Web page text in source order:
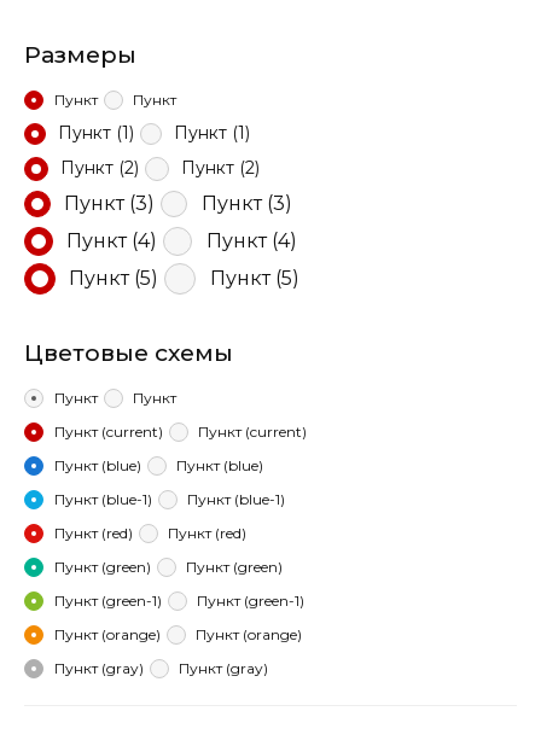
Размеры
Пункт Пункт
Пункт (1)
Пункт (1)
Пункт (2)
Пункт (2)
Пункт (3)
Пункт (3)
Пункт (4)
Пункт (4)
Пункт (5)
Пункт (5)
Цветовые схемы
Пункт
Пункт
Пункт (current)
Пункт (current)
Пункт (blue)
Пункт (blue)
Пункт (blue-1)
Пункт (blue-1)
Пункт (red)
Пункт (red)
Пункт (green)
Пункт (green)
Пункт (green-1)
Пункт (green-1)
Пункт (orange)
Пункт (orange)
Пункт (gray)
Пункт (gray)